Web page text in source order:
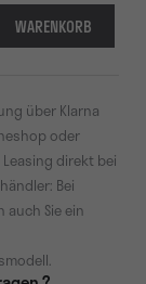
WARENKORB
über Klarna
oder
direkt bei
Bei
auch Sie ein